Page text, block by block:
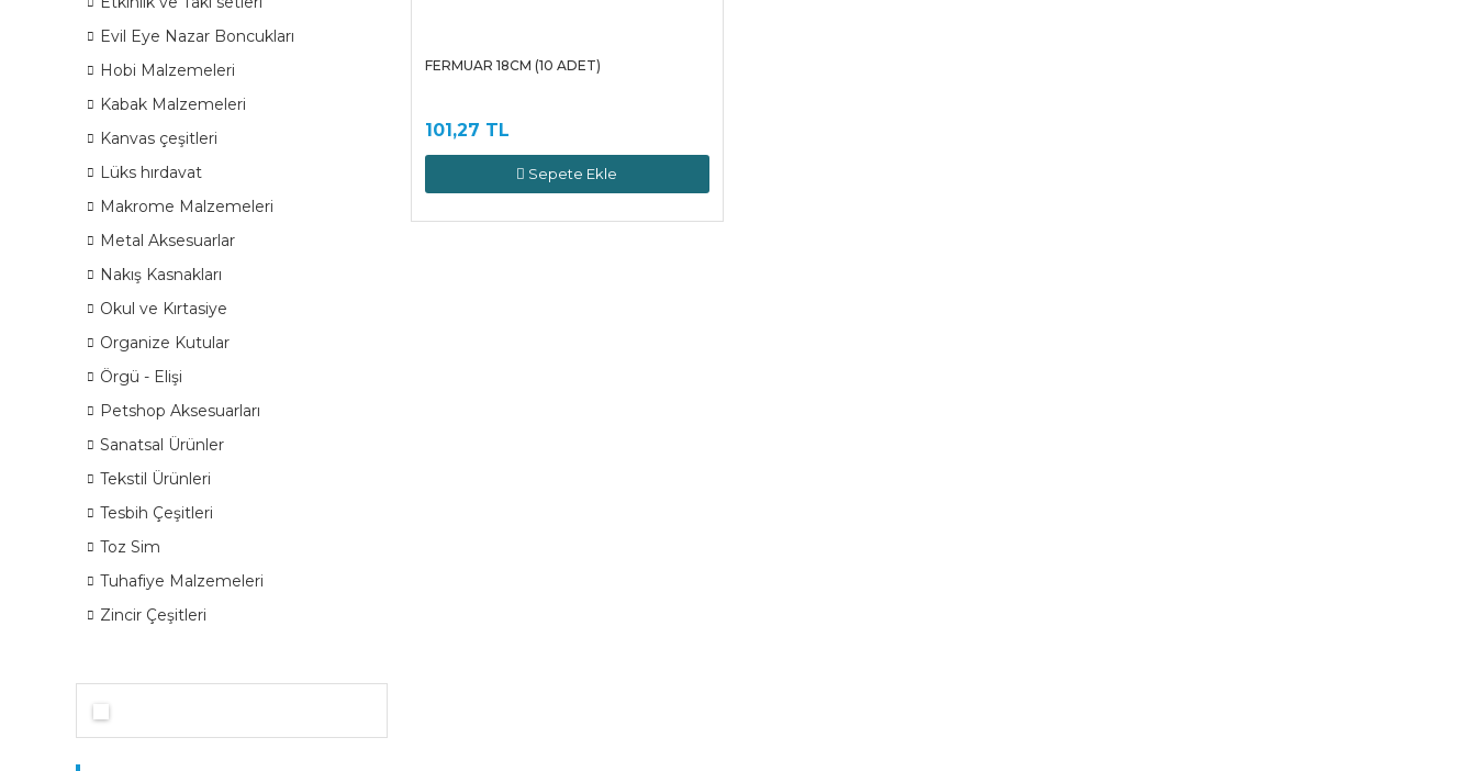
Evil Eye Nazar Boncukları
Hobi Malzemeleri
Kabak Malzemeleri
Kanvas çeşitleri
Lüks hırdavat
Makrome Malzemeleri
Metal Aksesuarlar
Nakış Kasnakları
Okul ve Kırtasiye
Organize Kutular
Örgü - Elişi
Petshop Aksesuarları
Sanatsal Ürünler
Tekstil Ürünleri
Tesbih Çeşitleri
Toz Sim
Tuhafiye Malzemeleri
Zincir Çeşitleri
FERMUAR 18CM (10 ADET)
101,27 TL
Sepete Ekle